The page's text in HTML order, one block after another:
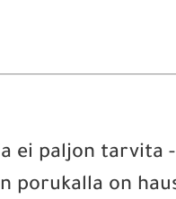
ei paljon
porukalla on